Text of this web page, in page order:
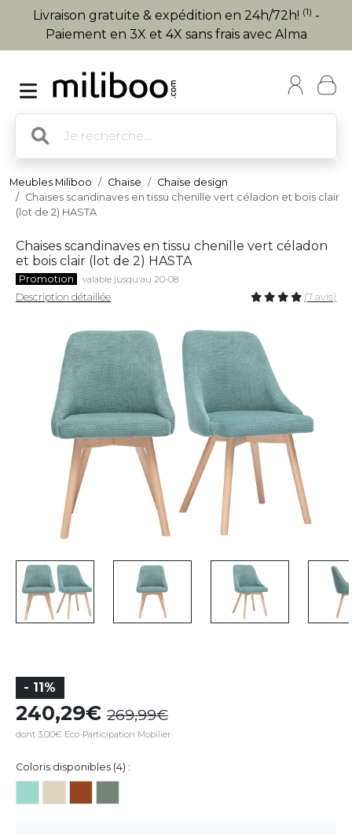
Livraison gratuite & expédition en 24h/72h! (1) -
Paiement en 3X et 4X sans frais avec Alma
Meubles Miliboo Chaise
Chaise design
Chaises scandinaves en tissu chenille vert céladon et bois clair
(lot de 2) HASTA
Chaises scandinaves en tissu chenille vert céladon
et bois clair (lot de 2) HASTA
Promotion valable jusqu'au 20-08
Description détaillée (7 avis)
- 11%
240,29 269,99
dont 3,00€ Eco-Participation Mobilier
Coloris disponibles (4) :